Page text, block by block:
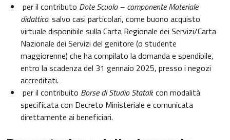
per il contributo Dote Scuola – componente Materiale
didattico: salvo casi particolari, come buono acquisto
virtuale disponibile sulla Carta Regionale dei Servizi/Carta
Nazionale dei Servizi del genitore (o studente
maggiorenne) che ha compilato la domanda e spendibile,
entro la scadenza del 31 gennaio 2025, presso i negozi
accreditati.
per il contribuito Borse di Studio Statali: con modalità
specificata con Decreto Ministeriale e comunicata
direttamente ai beneficiari.